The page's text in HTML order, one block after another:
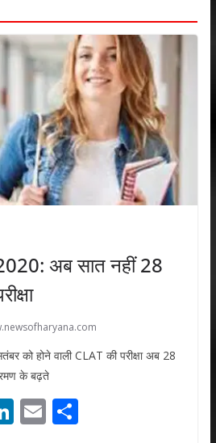
अब सात नहीं 28
को होने वाली CLAT की परीक्षा अब 28
के बढ़ते
Li E S